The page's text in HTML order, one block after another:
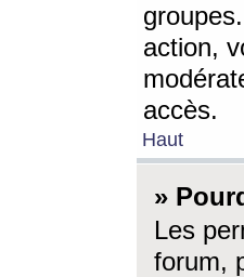
action,
accès.
Haut
»
Les
forum,